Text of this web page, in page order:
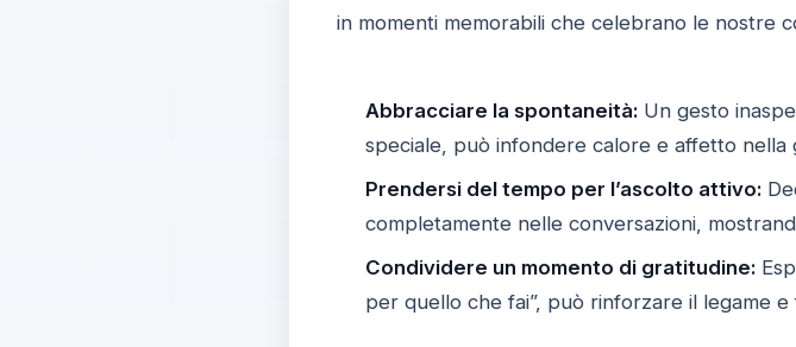
in momenti memorabili che celebrano le nostre
Abbracciare la spontaneità:Un gesto
speciale, può infondere calore e affetto nella
Prendersi del tempo per l’ascolto attivo:
completamente nelle conversazioni,
Condividere un momento di gratitudine:
per quello che fai”, può rinforzare il legame